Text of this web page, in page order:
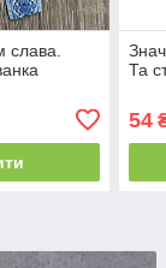
слава.
Та
54